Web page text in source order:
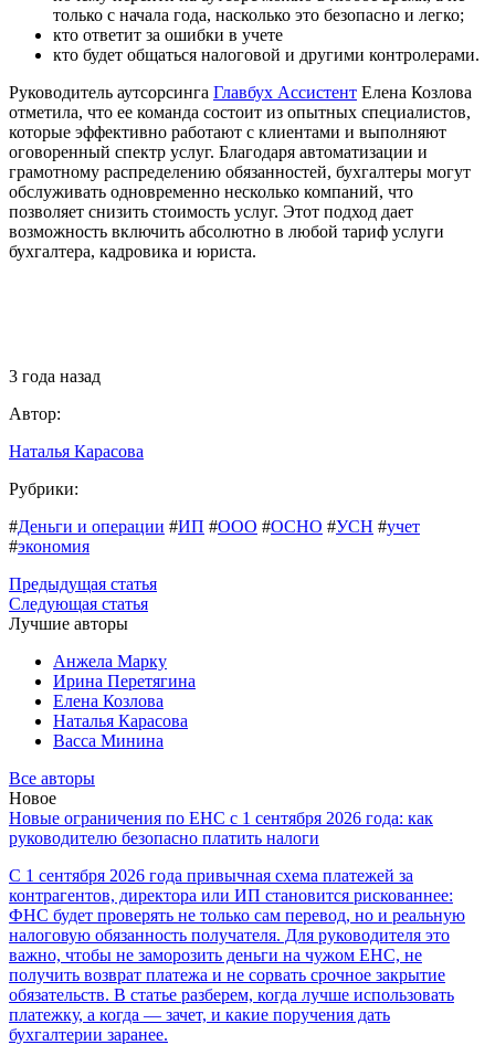
только с начала года, насколько это безопасно и легко;
кто ответит за ошибки в учете
кто будет общаться налоговой и другими контролерами.
Руководитель аутсорсинга Главбух Ассистент Елена Козлова
отметила, что ее команда состоит из опытных специалистов,
которые эффективно работают с клиентами и выполняют
оговоренный спектр услуг. Благодаря автоматизации и
грамотному распределению обязанностей, бухгалтеры могут
обслуживать одновременно несколько компаний, что
позволяет снизить стоимость услуг. Этот подход дает
возможность включить абсолютно в любой тариф услуги
бухгалтера, кадровика и юриста.
3 года назад
Автор:
Наталья Карасова
Рубрики:
#Деньги и операции #ИП #ООО #ОСНО #УСН #учет
#экономия
Предыдущая статья
Следующая статья
Лучшие авторы
Анжела Марку
Ирина Перетягина
Елена Козлова
Наталья Карасова
Васса Минина
Все авторы
Новое
Новые ограничения по ЕНС с 1 сентября 2026 года: как
руководителю безопасно платить налоги
С 1 сентября 2026 года привычная схема платежей за
контрагентов, директора или ИП становится рискованнее:
ФНС будет проверять не только сам перевод, но и реальную
налоговую обязанность получателя. Для руководителя это
важно, чтобы не заморозить деньги на чужом ЕНС, не
получить возврат платежа и не сорвать срочное закрытие
обязательств. В статье разберем, когда лучше использовать
платежку, а когда — зачет, и какие поручения дать
бухгалтерии заранее.